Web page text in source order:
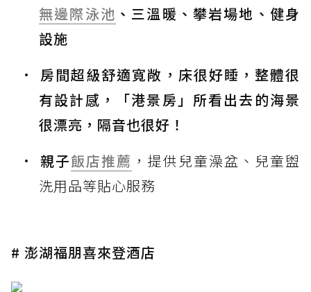
無邊際泳池 、三溫暖、攀岩場地、健身
設施
房間超級舒適寬敞，床很好睡，整體很
有設計感，「港景房」所看出去的海景
很漂亮，隔音也很好！
親子飯店推薦 ，提供兒童澡盆、兒童盥
洗用品等貼心服務
# 澎湖福朋喜來登酒店